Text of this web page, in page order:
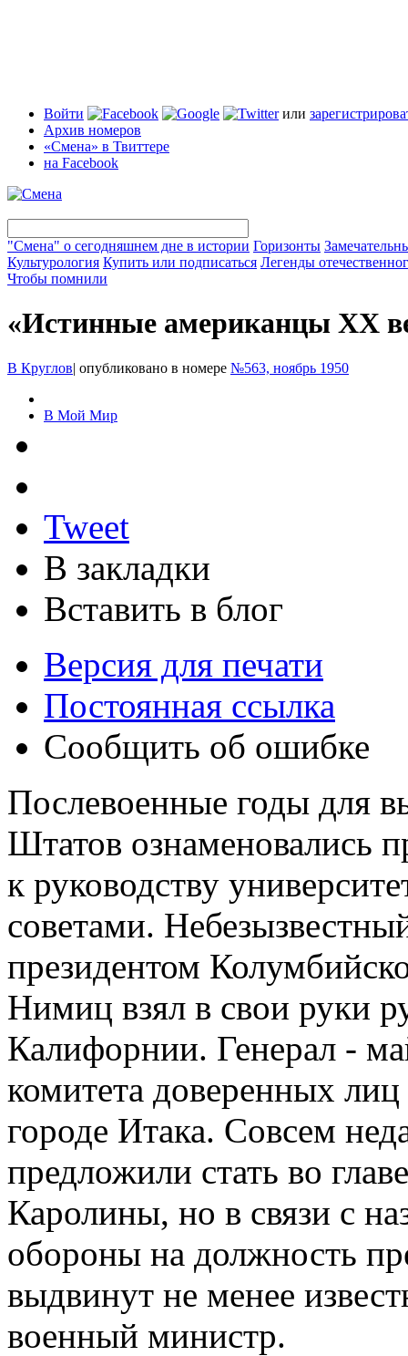
Войти или
Архив номеров
«Смена» в Твиттере
на Facebook
"Смена" о сегодняшнем дне в истории Горизонты
Культурология Купить или подписаться Легенды
Чтобы помнили
«Истинные американцы XX
В Круглов| опубликовано в номере №563, ноябрь 1950
В Мой Мир
Tweet
В закладки
Вставить в блог
Версия для печати
Постоянная ссылка
Сообщить об ошибке
Послевоенные годы для
Штатов ознаменовались
к руководству
советами.
президентом
Нимиц взял в свои руки
Калифорнии. Генерал -
комитета доверенных лиц
городе Итака. Совсем
предложили стать во
Каролины, но в связи с
обороны на должность
выдвинут не менее
военный министр.